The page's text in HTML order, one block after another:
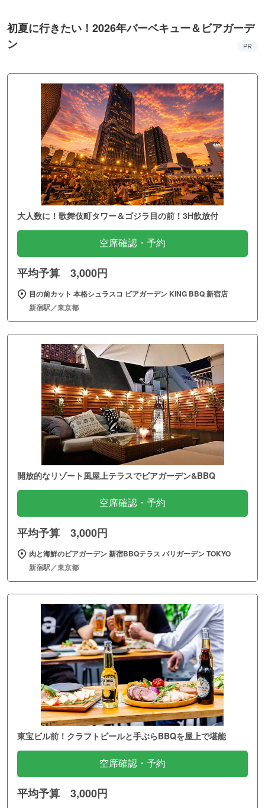
初夏に行きたい！2026年バーベキュー＆ビアガーデ
ン
PR
大人数に！歌舞伎町タワー＆ゴジラ目の前！3H飲放付
空席確認・予約
平均予算 3,000円
目の前カット 本格シュラスコ ビアガーデン KING BBQ 新宿店
新宿駅／東京都
開放的なリゾート風屋上テラスでビアガーデン&BBQ
空席確認・予約
平均予算 3,000円
肉と海鮮のビアガーデン 新宿BBQテラス バリガーデン TOKYO
新宿駅／東京都
東宝ビル前！クラフトビールと手ぶらBBQを屋上で堪能
空席確認・予約
平均予算 3,000円